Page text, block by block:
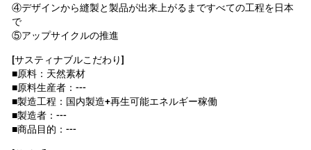
④デザインから縫製と製品が出来上がるまですべての工程を日本
で
⑤アップサイクルの推進
[サスティナブルこだわり]
■原料：天然素材
■原料生産者：---
■製造工程：国内製造+再生可能エネルギー稼働
■製造者：---
■商品目的：---